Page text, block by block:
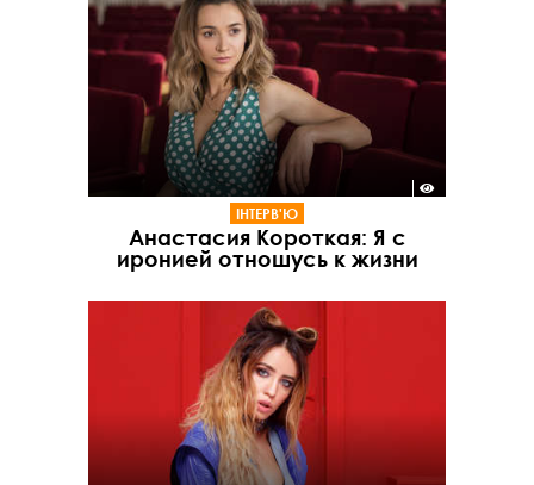
ІНТЕРВ'Ю
Анастасия Короткая: Я с
иронией отношусь к жизни